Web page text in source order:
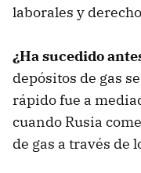
laborales y
¿Ha sucedido
depósitos de gas
rápido fue a
cuando Rusia
de gas a través de